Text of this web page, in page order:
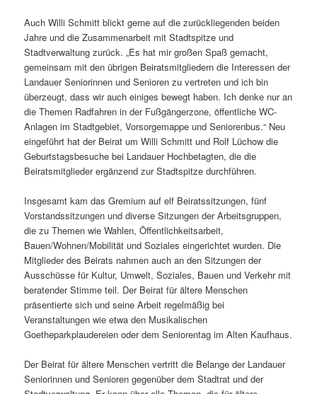
Auch Willi Schmitt blickt gerne auf die zurückliegenden beiden
Jahre und die Zusammenarbeit mit Stadtspitze und
Stadtverwaltung zurück. „Es hat mir großen Spaß gemacht,
gemeinsam mit den übrigen Beiratsmitgliedern die Interessen der
Landauer Seniorinnen und Senioren zu vertreten und ich bin
überzeugt, dass wir auch einiges bewegt haben. Ich denke nur an
die Themen Radfahren in der Fußgängerzone, öffentliche WC-
Anlagen im Stadtgebiet, Vorsorgemappe und Seniorenbus.“ Neu
eingeführt hat der Beirat um Willi Schmitt und Rolf Lüchow die
Geburtstagsbesuche bei Landauer Hochbetagten, die die
Beiratsmitglieder ergänzend zur Stadtspitze durchführen.
Insgesamt kam das Gremium auf elf Beiratssitzungen, fünf
Vorstandssitzungen und diverse Sitzungen der Arbeitsgruppen,
die zu Themen wie Wahlen, Öffentlichkeitsarbeit,
Bauen/Wohnen/Mobilität und Soziales eingerichtet wurden. Die
Mitglieder des Beirats nahmen auch an den Sitzungen der
Ausschüsse für Kultur, Umwelt, Soziales, Bauen und Verkehr mit
beratender Stimme teil. Der Beirat für ältere Menschen
präsentierte sich und seine Arbeit regelmäßig bei
Veranstaltungen wie etwa den Musikalischen
Goetheparkplaudereien oder dem Seniorentag im Alten Kaufhaus.
Der Beirat für ältere Menschen vertritt die Belange der Landauer
Seniorinnen und Senioren gegenüber dem Stadtrat und der